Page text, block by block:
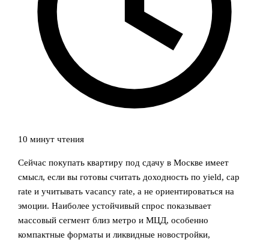
10 минут чтения
Сейчас покупать квартиру под сдачу в Москве имеет
смысл, если вы готовы считать доходность по yield, cap
rate и учитывать vacancy rate, а не ориентироваться на
эмоции. Наиболее устойчивый спрос показывает
массовый сегмент близ метро и МЦД, особенно
компактные форматы и ликвидные новостройки,